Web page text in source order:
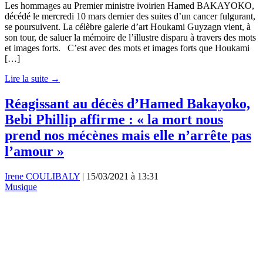
Les hommages au Premier ministre ivoirien Hamed BAKAYOKO,
décédé le mercredi 10 mars dernier des suites d’un cancer fulgurant,
se poursuivent. La célèbre galerie d’art Houkami Guyzagn vient, à
son tour, de saluer la mémoire de l’illustre disparu à travers des mots
et images forts. C’est avec des mots et images forts que Houkami
[…]
Lire la suite →
Réagissant au décès d’Hamed Bakayoko,
Bebi Phillip affirme : « la mort nous
prend nos mécènes mais elle n’arrête pas
l’amour »
Irene COULIBALY | 15/03/2021 à 13:31
Musique